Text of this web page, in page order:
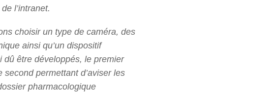
l’intranet.
choisir un type de caméra, des
ainsi qu’un dispositif
être développés, le premier
permettant d’aviser les
pharmacologique